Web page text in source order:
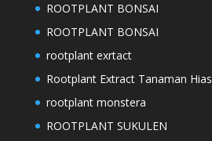
ROOTPLANT BONSAI
ROOTPLANT BONSAI
rootplant exrtact
Rootplant Extract Tanaman Hias
rootplant monstera
ROOTPLANT SUKULEN